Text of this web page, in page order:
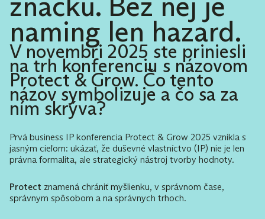
naming len hazard.
V novembri 2025 ste priniesli
na trh konferenciu s názovom
Protect & Grow. Čo tento
názov symbolizuje a čo sa za
ním skrýva?
Prvá business IP konferencia Protect & Grow 2025 vznikla s
jasným cieľom: ukázať, že duševné vlastníctvo (IP) nie je len
právna formalita, ale strategický nástroj tvorby hodnoty.
Protect znamená chrániť myšlienku, v správnom čase,
správnym spôsobom a na správnych trhoch.